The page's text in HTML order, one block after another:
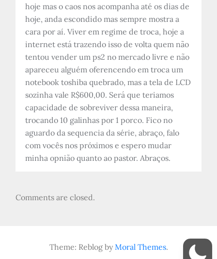
hoje mas o caos nos acompanha até os dias de
hoje, anda escondido mas sempre mostra a
cara por aí. Viver em regime de troca, hoje a
internet está trazendo isso de volta quem não
tentou vender um ps2 no mercado livre e não
apareceu alguém oferencendo em troca um
notebook toshiba quebrado, mas a tela de LCD
sozinha vale R$600,00. Será que teriamos
capacidade de sobreviver dessa maneira,
trocando 10 galinhas por 1 porco. Fico no
aguardo da sequencia da série, abraço, falo
com vocês nos próximos e espero mudar
minha opnião quanto ao pastor. Abraços.
Comments are closed.
Theme: Reblog by Moral Themes.